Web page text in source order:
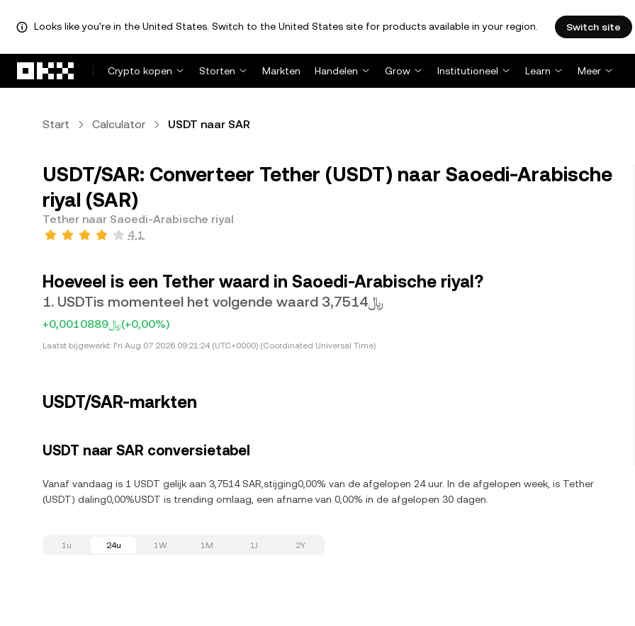
Looks like you're in the United States. Switch to the United States site for products available in your region. Switch site
Crypto kopen
Storten Markten Handelen Grow Institutioneel Learn Meer
Start Calculator USDT naar SAR
USDT/SAR: Converteer Tether (USDT) naar Saoedi-Arabische
riyal (SAR)
Tether naar Saoedi-Arabische riyal
4,1
Hoeveel is een Tether waard in Saoedi-Arabische riyal?
1. USDTis momenteel het volgende waard ﷼3,7514
+﷼0,0010889(+0,00%)
Laatst bijgewerkt: Fri Aug 07 2026 09:21:24 (UTC+0000) (Coordinated Universal Time)
USDT/SAR-markten
USDT naar SAR conversietabel
Vanaf vandaag is 1 USDT gelijk aan 3,7514 SAR,stijging0,00% van de afgelopen 24 uur. In de afgelopen week, is Tether
(USDT) daling0,00%USDT is trending omlaag, een afname van 0,00% in de afgelopen 30 dagen.
1u 24u 1W 1M 1J 2Y